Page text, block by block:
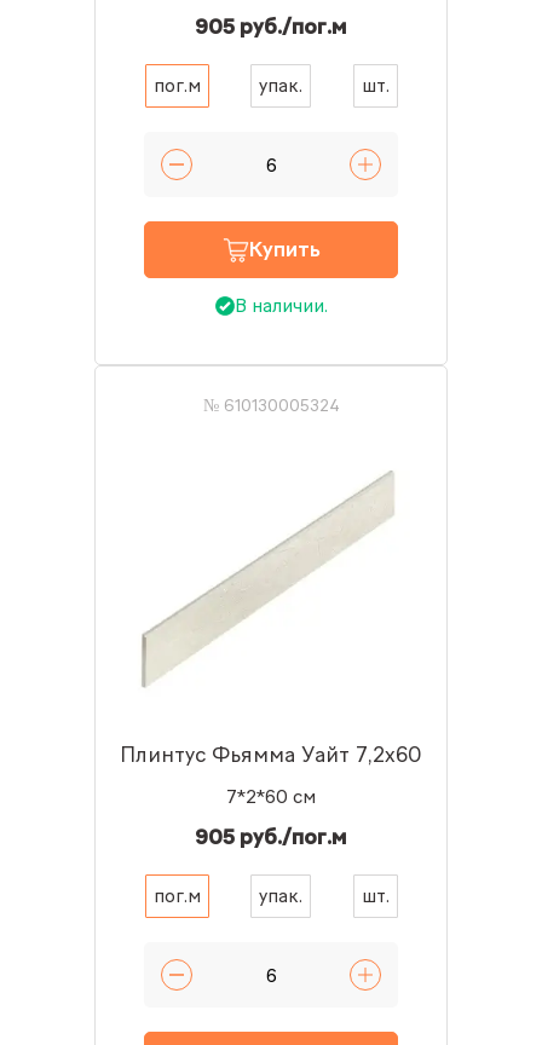
905 руб./пог.м
пог.м упак. шт.
Купить
В наличии.
№ 610130005324
Плинтус Фьямма Уайт 7,2x60
7*2*60 см
905 руб./пог.м
пог.м упак. шт.